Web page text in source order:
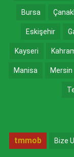
Bursa
Eskişehir
Kayseri
Manisa Mersin
tmmob Bize